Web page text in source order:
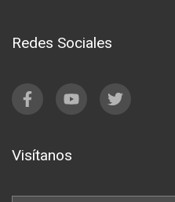
Redes Sociales
Visítanos